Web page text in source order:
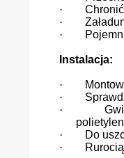
·
·
·
Instalacja:
·
·
·
·
Do
·